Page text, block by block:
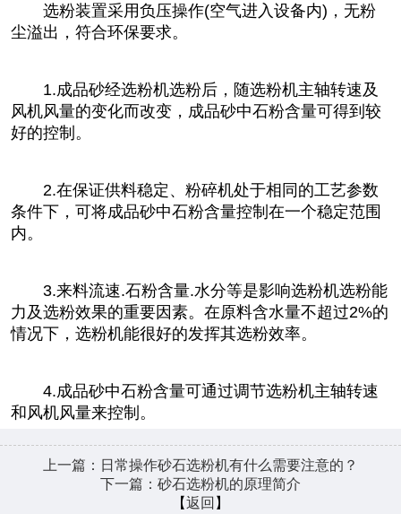
选粉装置采用负压操作(空气进入设备内)，无粉
尘溢出，符合环保要求。
1.成品砂经选粉机选粉后，随选粉机主轴转速及
风机风量的变化而改变，成品砂中石粉含量可得到较
好的控制。
2.在保证供料稳定、粉碎机处于相同的工艺参数
条件下，可将成品砂中石粉含量控制在一个稳定范围
内。
3.来料流速.石粉含量.水分等是影响选粉机选粉能
力及选粉效果的重要因素。在原料含水量不超过2%的
情况下，选粉机能很好的发挥其选粉效率。
4.成品砂中石粉含量可通过调节选粉机主轴转速
和风机风量来控制。
上一篇：日常操作砂石选粉机有什么需要注意的？
下一篇：砂石选粉机的原理简介
【返回 】